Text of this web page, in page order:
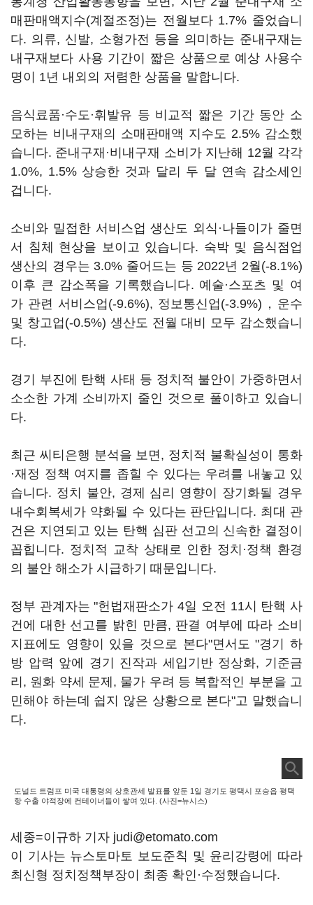
매판매액지수(계절조정)는 전월보다 1.7% 줄었습니
다. 의류, 신발, 소형가전 등을 의미하는 준내구재는
내구재보다 사용 기간이 짧은 상품으로 예상 사용수
명이 1년 내외의 저렴한 상품을 말합니다.
음식료품·수도·휘발유 등 비교적 짧은 기간 동안 소
모하는 비내구재의 소매판매액 지수도 2.5% 감소했
습니다. 준내구재·비내구재 소비가 지난해 12월 각각
1.0%, 1.5% 상승한 것과 달리 두 달 연속 감소세인
겁니다.
소비와 밀접한 서비스업 생산도 외식·나들이가 줄면
서 침체 현상을 보이고 있습니다. 숙박 및 음식점업
생산의 경우는 3.0% 줄어드는 등 2022년 2월(-8.1%)
이후 큰 감소폭을 기록했습니다. 예술·스포츠 및 여
가 관련 서비스업(-9.6%), 정보통신업(-3.9%)，운수
및 창고업(-0.5%) 생산도 전월 대비 모두 감소했습니
다.
경기 부진에 탄핵 사태 등 정치적 불안이 가중하면서
소소한 가계 소비까지 줄인 것으로 풀이하고 있습니
다.
최근 씨티은행 분석을 보면, 정치적 불확실성이 통화
·재정 정책 여지를 좁힐 수 있다는 우려를 내놓고 있
습니다. 정치 불안, 경제 심리 영향이 장기화될 경우
내수회복세가 약화될 수 있다는 판단입니다. 최대 관
건은 지연되고 있는 탄핵 심판 선고의 신속한 결정이
꼽힙니다. 정치적 교착 상태로 인한 정치·정책 환경
의 불안 해소가 시급하기 때문입니다.
정부 관계자는 "헌법재판소가 4일 오전 11시 탄핵 사
건에 대한 선고를 밝힌 만큼, 판결 여부에 따라 소비
지표에도 영향이 있을 것으로 본다"면서도 "경기 하
방 압력 앞에 경기 진작과 세입기반 정상화, 기준금
리, 원화 약세 문제, 물가 우려 등 복합적인 부분을 고
민해야 하는데 쉽지 않은 상황으로 본다"고 말했습니
다.
도널드 트럼프 미국 대통령의 상호관세 발표를 앞둔 1일 경기도 평택시 포승읍 평택
항 수출 야적장에 컨테이너들이 쌓여 있다. (사진=뉴시스)
세종=이규하 기자 judi@etomato.com
이 기사는 뉴스토마토 보도준칙 및 윤리강령에 따라
최신형 정치정책부장이 최종 확인·수정했습니다.